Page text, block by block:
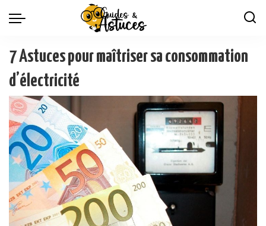
7 Astuces pour maîtriser sa consommation
d’électricité